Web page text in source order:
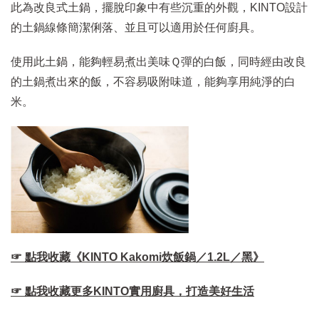
此為改良式土鍋，擺脫印象中有些沉重的外觀，KINTO設計
的土鍋線條簡潔俐落、並且可以適用於任何廚具。
使用此土鍋，能夠輕易煮出美味Ｑ彈的白飯，同時經由改良
的土鍋煮出來的飯，不容易吸附味道，能夠享用純淨的白
米。
☞ 點我收藏《KINTO Kakomi炊飯鍋／1.2L／黑》
☞ 點我收藏更多KINTO實用廚具，打造美好生活